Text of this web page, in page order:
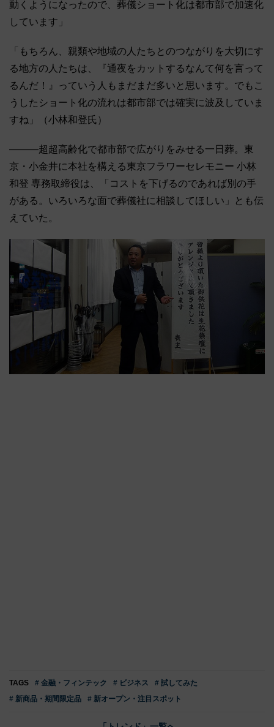
動くようになったので、葬儀ショート化は都市部で加速化
しています」
「もちろん、親類や地域の人たちとのつながりを大切にす
る地方の人たちは、『通夜をカットするなんて何を言って
るんだ！』っていう人もまだまだ多いと思います。でもこ
うしたショート化の流れは都市部では確実に波及していま
すね」（小林和登氏）
―――超超高齢化で都市部で広がりをみせる一日葬。東
京・小金井に本社を構える東京フラワーセレモニー 小林
和登 専務取締役は、「コストを下げるのであれば別の手
がある。いろいろな面で葬儀社に相談してほしい」とも伝
えていた。
TAGS # 金融・フィンテック # ビジネス
# 試してみた
# 新商品・期間限定品
# 新オープン・注目スポット